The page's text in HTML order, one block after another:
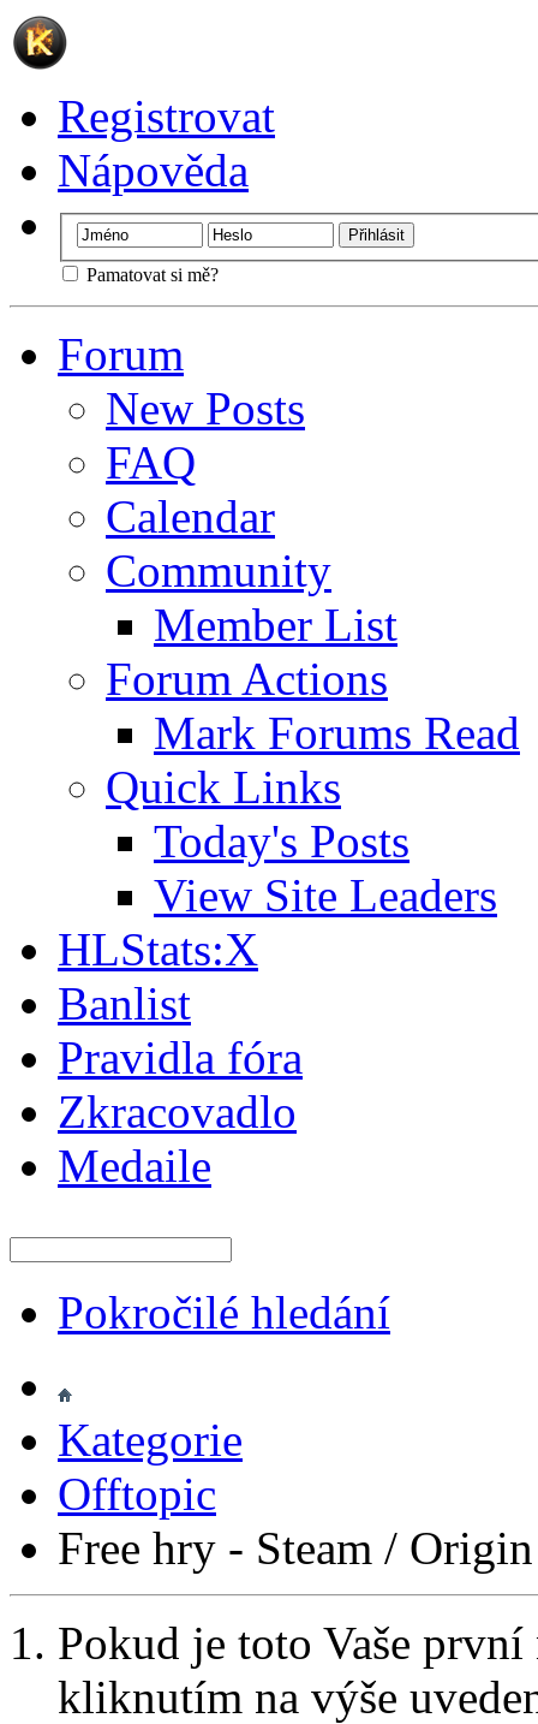
Registrovat
Nápověda
Pamatovat si mě?
Forum
New Posts
FAQ
Calendar
Community
Member List
Forum Actions
Mark Forums Read
Quick Links
Today's Posts
View Site Leaders
HLStats:X
Banlist
Pravidla fóra
Zkracovadlo
Medaile
Pokročilé hledání
Kategorie
Offtopic
Free hry - Steam /
Pokud je toto Vaše
kliknutím na výše